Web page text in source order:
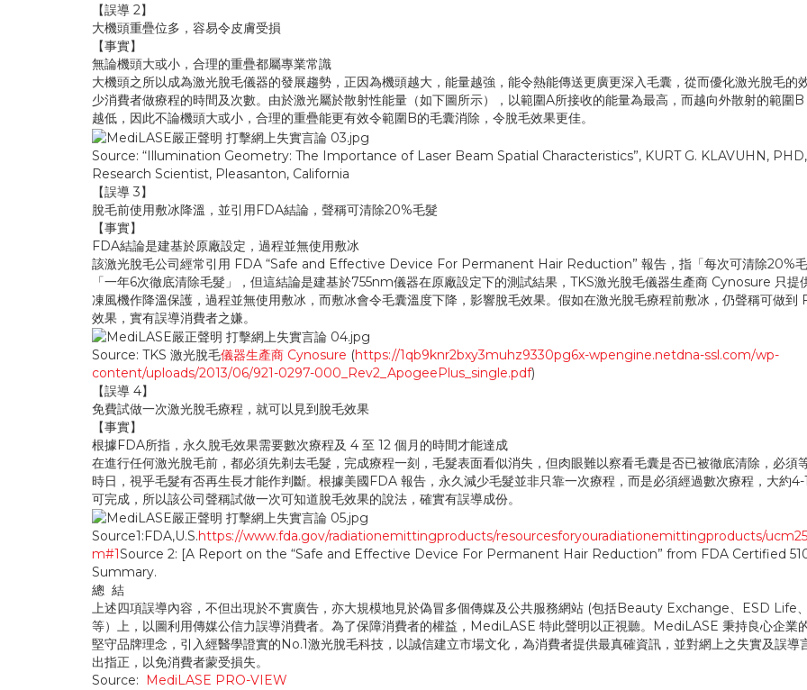
【誤導 2】
大機頭重疊位多，容易令皮膚受損
【事實】
無論機頭大或小，合理的重疊都屬專業常識
大機頭之所以成為激光脫毛儀器的發展趨勢，正因為機頭越大，能量越強，能令熱能傳送更廣更深入毛囊，從而優化激光脫毛的
少消費者做療程的時間及次數。由於激光屬於散射性能量（如下圖所示），以範圍A所接收的能量為最高，而越向外散射的範圍
越低，因此不論機頭大或小，合理的重疊能更有效令範圍B的毛囊消除，令脫毛效果更佳。
Source: “Illumination Geometry: The Importance of Laser Beam Spatial Characteristics”, KURT G. KLAVUHN, PHD,
Research Scientist, Pleasanton, California
【誤導 3】
脫毛前使用敷冰降溫，並引用FDA結論，聲稱可清除20%毛髮
【事實】
FDA結論是建基於原廠設定，過程並無使用敷冰
該激光脫毛公司經常引用 FDA “Safe and Effective Device For Permanent Hair Reduction” 報告，指「每次可清除20%
「一年6次徹底清除毛髮」，但這結論是建基於755nm儀器在原廠設定下的測試結果，TKS激光脫毛儀器生產商 Cynosure 只提
凍風機作降溫保護，過程並無使用敷冰，而敷冰會令毛囊溫度下降，影響脫毛效果。假如在激光脫毛療程前敷冰，仍聲稱可做到
效果，實有誤導消費者之嫌。
Source: TKS 激光脫毛儀器生產商 Cynosure (https://1qb9knr2bxy3muhz9330pg6x-wpengine.netdna-ssl.com/wp-
content/uploads/2013/06/921-0297-000_Rev2_ApogeePlus_single.pdf)
【誤導 4】
免費試做一次激光脫毛療程，就可以見到脫毛效果
【事實】
根據FDA所指，永久脫毛效果需要數次療程及 4 至 12 個月的時間才能達成
在進行任何激光脫毛前，都必須先剃去毛髮，完成療程一刻，毛髮表面看似消失，但肉眼難以察看毛囊是否已被徹底清除，必須
時日，視乎毛髮有否再生長才能作判斷。根據美國FDA 報告，永久減少毛髮並非只靠一次療程，而是必須經過數次療程，大約4-
可完成，所以該公司聲稱試做一次可知道脫毛效果的說法，確實有誤導成份。
Source1:FDA,U.S.https://www.fda.gov/radiationemittingproducts/resourcesforyouradiationemittingproducts/
m#1Source 2: [A Report on the “Safe and Effective Device For Permanent Hair Reduction” from FDA Certified
Summary.
總 結
上述四項誤導內容，不但出現於不實廣告，亦大規模地見於偽冒多個傳媒及公共服務網站 (包括Beauty Exchange、ESD Life
等）上，以圖利用傳媒公信力誤導消費者。為了保障消費者的權益，MediLASE 特此聲明以正視聽。MediLASE 秉持良心企業
堅守品牌理念，引入經醫學證實的No.1激光脫毛科技，以誠信建立市場文化，為消費者提供最真確資訊，並對網上之失實及誤導
出指正，以免消費者蒙受損失。
Source:
MediLASE PRO-VIEW